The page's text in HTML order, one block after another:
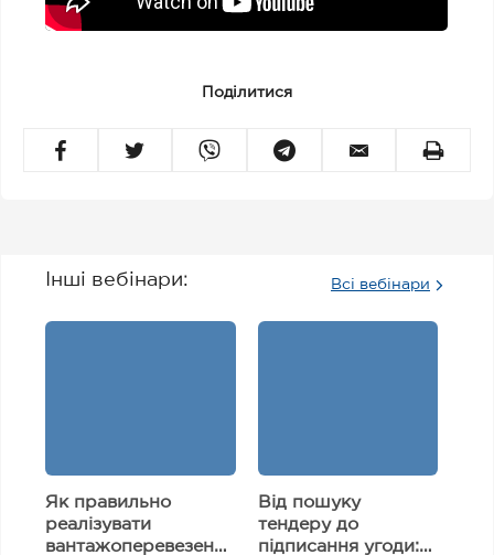
Поділитися
Інші вебінари: Всі вебінари
Як правильно
реалізувати
вантажоперевезення
Від пошуку
тендеру до
підписання угоди: